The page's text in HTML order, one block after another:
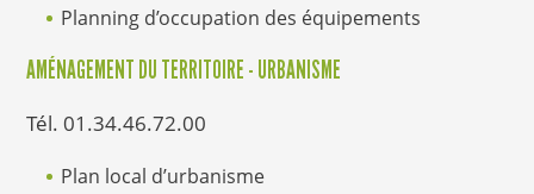
Planning d’occupation des équipements
AMÉNAGEMENT DU TERRITOIRE - URBANISME
Tél. 01.34.46.72.00
Plan local d’urbanisme